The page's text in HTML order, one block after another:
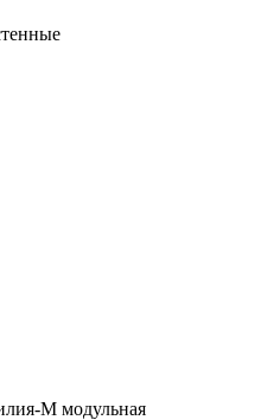
М модульная